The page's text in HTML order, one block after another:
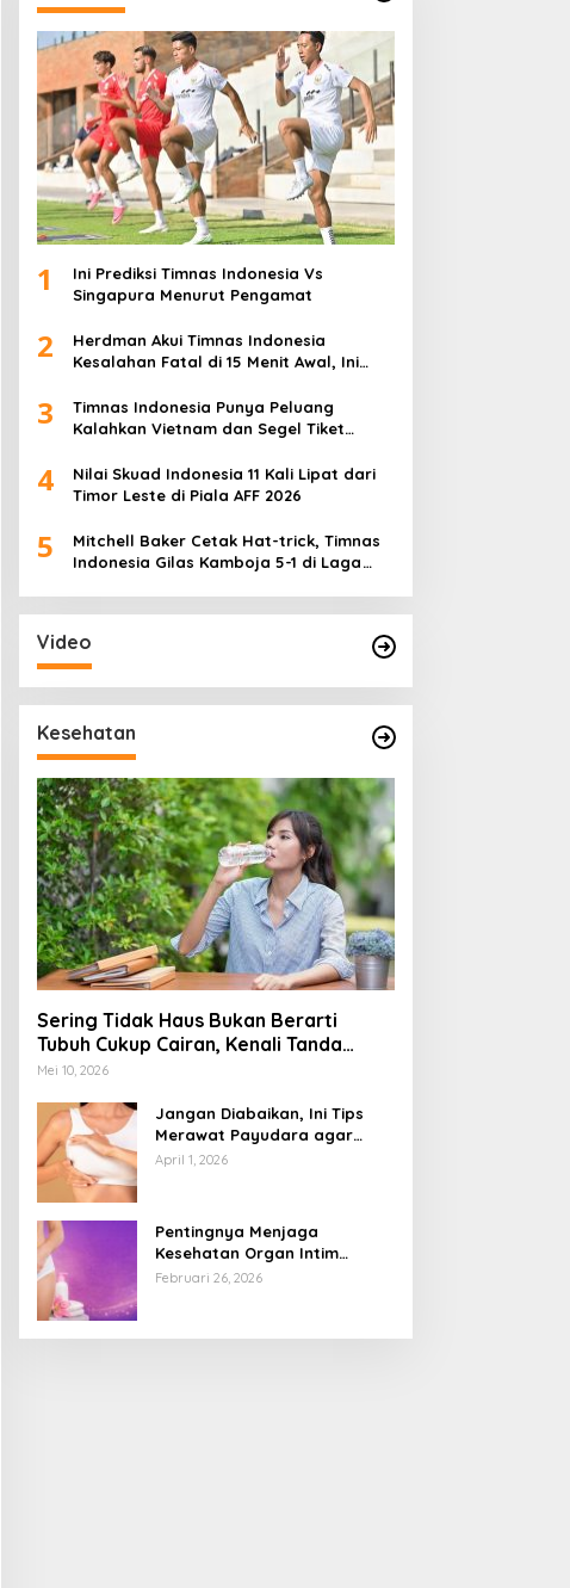
1
Ini Prediksi Timnas Indonesia Vs
Singapura Menurut Pengamat
2
Herdman Akui Timnas Indonesia
Kesalahan Fatal di 15 Menit Awal, Ini
3
Timnas Indonesia Punya Peluang
Kalahkan Vietnam dan Segel Tiket
4
Nilai Skuad Indonesia 11 Kali Lipat dari
Timor Leste di Piala AFF 2026
5
Mitchell Baker Cetak Hat-trick, Timnas
Indonesia Gilas Kamboja 5-1 di Laga
Video
Kesehatan
Sering Tidak Haus Bukan Berarti
Tubuh Cukup Cairan, Kenali Tanda
Dehidrasi Ringan
Mei 10, 2026
Jangan Diabaikan, Ini Tips
Merawat Payudara agar
Tetap Sehat dan Terhindar
April 1, 2026
Pentingnya Menjaga
Kesehatan Organ Intim
Wanita, Ini 3 Cara Perawatan
Februari 26, 2026